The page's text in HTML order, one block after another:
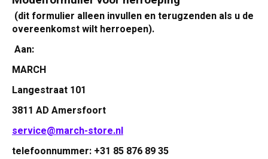
(dit formulier alleen invullen en terugzenden als u de
overeenkomst wilt herroepen).
Aan:
MARCH
Langestraat 101
3811 AD Amersfoort
service@march-store.nl
telefoonnummer: +31 85 876 89 35